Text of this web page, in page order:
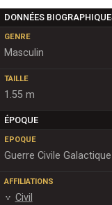
DONNÉES
GENRE
Masculin
TAILLE
1.55 m
ÉPOQUE
EPOQUE
Guerre Civile Galactique
AFFILIATIONS
Civil